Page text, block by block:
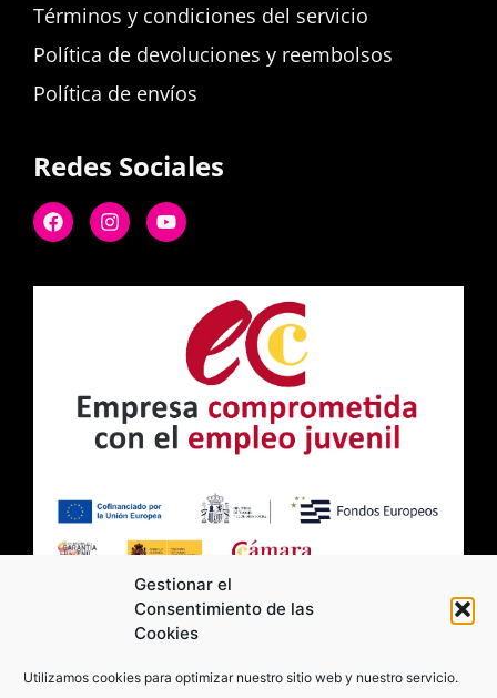
Gestionar el
Consentimiento de las
Cookies
Utilizamos cookies para optimizar nuestro sitio web y nuestro servicio.
Términos y condiciones del servicio
Política de devoluciones y reembolsos
Política de envíos
Redes Sociales
2026 Moviltick technologies. Todos los